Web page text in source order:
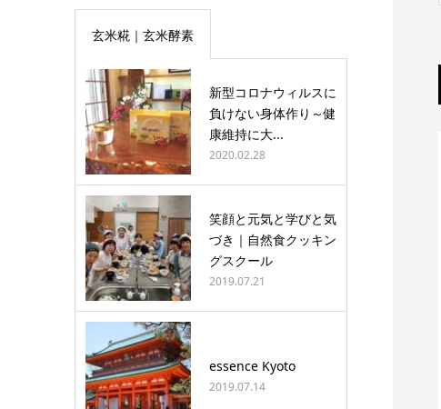
玄米糀｜玄米酵素
新型コロナウィルスに
負けない身体作り～健
康維持に大...
2020.02.28
笑顔と元気と学びと気
づき｜自然食クッキン
グスクール
2019.07.21
essence Kyoto
2019.07.14